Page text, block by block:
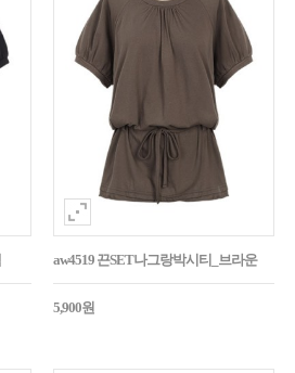
aw4519 끈SET나그랑박시티_브라운
5,900원